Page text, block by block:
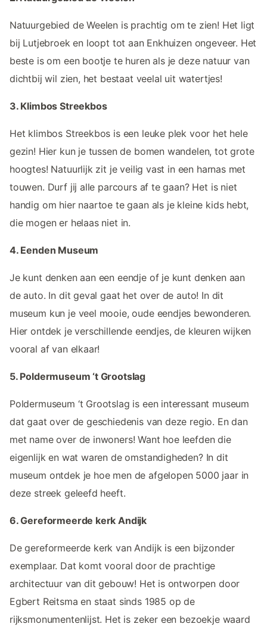
Natuurgebied de Weelen is prachtig om te zien! Het ligt
bij Lutjebroek en loopt tot aan Enkhuizen ongeveer. Het
beste is om een bootje te huren als je deze natuur van
dichtbij wil zien, het bestaat veelal uit watertjes!
3. Klimbos Streekbos
Het klimbos Streekbos is een leuke plek voor het hele
gezin! Hier kun je tussen de bomen wandelen, tot grote
hoogtes! Natuurlijk zit je veilig vast in een harnas met
touwen. Durf jij alle parcours af te gaan? Het is niet
handig om hier naartoe te gaan als je kleine kids hebt,
die mogen er helaas niet in.
4. Eenden Museum
Je kunt denken aan een eendje of je kunt denken aan
de auto. In dit geval gaat het over de auto! In dit
museum kun je veel mooie, oude eendjes bewonderen.
Hier ontdek je verschillende eendjes, de kleuren wijken
vooral af van elkaar!
5. Poldermuseum ‘t Grootslag
Poldermuseum ‘t Grootslag is een interessant museum
dat gaat over de geschiedenis van deze regio. En dan
met name over de inwoners! Want hoe leefden die
eigenlijk en wat waren de omstandigheden? In dit
museum ontdek je hoe men de afgelopen 5000 jaar in
deze streek geleefd heeft.
6. Gereformeerde kerk Andijk
De gereformeerde kerk van Andijk is een bijzonder
exemplaar. Dat komt vooral door de prachtige
architectuur van dit gebouw! Het is ontworpen door
Egbert Reitsma en staat sinds 1985 op de
rijksmonumentenlijst. Het is zeker een bezoekje waard